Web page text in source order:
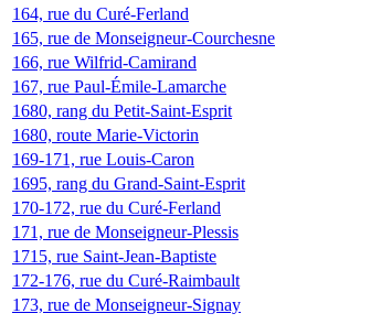
164, rue du Curé-Ferland
165, rue de Monseigneur-Courchesne
166, rue Wilfrid-Camirand
167, rue Paul-Émile-Lamarche
1680, rang du Petit-Saint-Esprit
1680, route Marie-Victorin
169-171, rue Louis-Caron
1695, rang du Grand-Saint-Esprit
170-172, rue du Curé-Ferland
171, rue de Monseigneur-Plessis
1715, rue Saint-Jean-Baptiste
172-176, rue du Curé-Raimbault
173, rue de Monseigneur-Signay